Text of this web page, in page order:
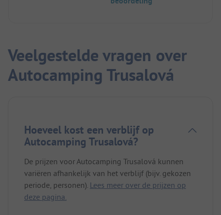
Veelgestelde vragen over
Autocamping Trusalová
Hoeveel kost een verblijf op
Autocamping Trusalová?
De prijzen voor Autocamping Trusalová kunnen
variëren afhankelijk van het verblijf (bijv. gekozen
periode, personen). Lees meer over de prijzen op
deze pagina.